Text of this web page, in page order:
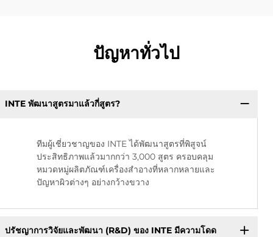
ปัญหาทั่วไป
INTE พัฒนาสูตรมาแล้วกี่สูตร?
ทีมผู้เชี่ยวชาญของ INTE ได้พัฒนาสูตรที่พิสูจน์
ประสิทธิภาพแล้วมากกว่า 3,000 สูตร ครอบคลุม
หมวดหมู่ผลิตภัณฑ์เครื่องสำอางที่หลากหลายและ
ปัญหาผิวต่างๆ อย่างกว้างขวาง
ปรัชญาการวิจัยและพัฒนา (R&D) ของ INTE มีความโดด